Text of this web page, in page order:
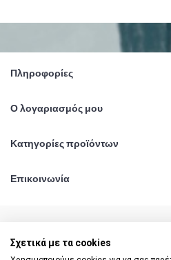
Πληροφορίες
Ο λογαριασμός μου
Κατηγορίες προϊόντων
Επικοινωνία
© 2020 - 2026 katiginetai.gr
Σχετικά με τα cookies